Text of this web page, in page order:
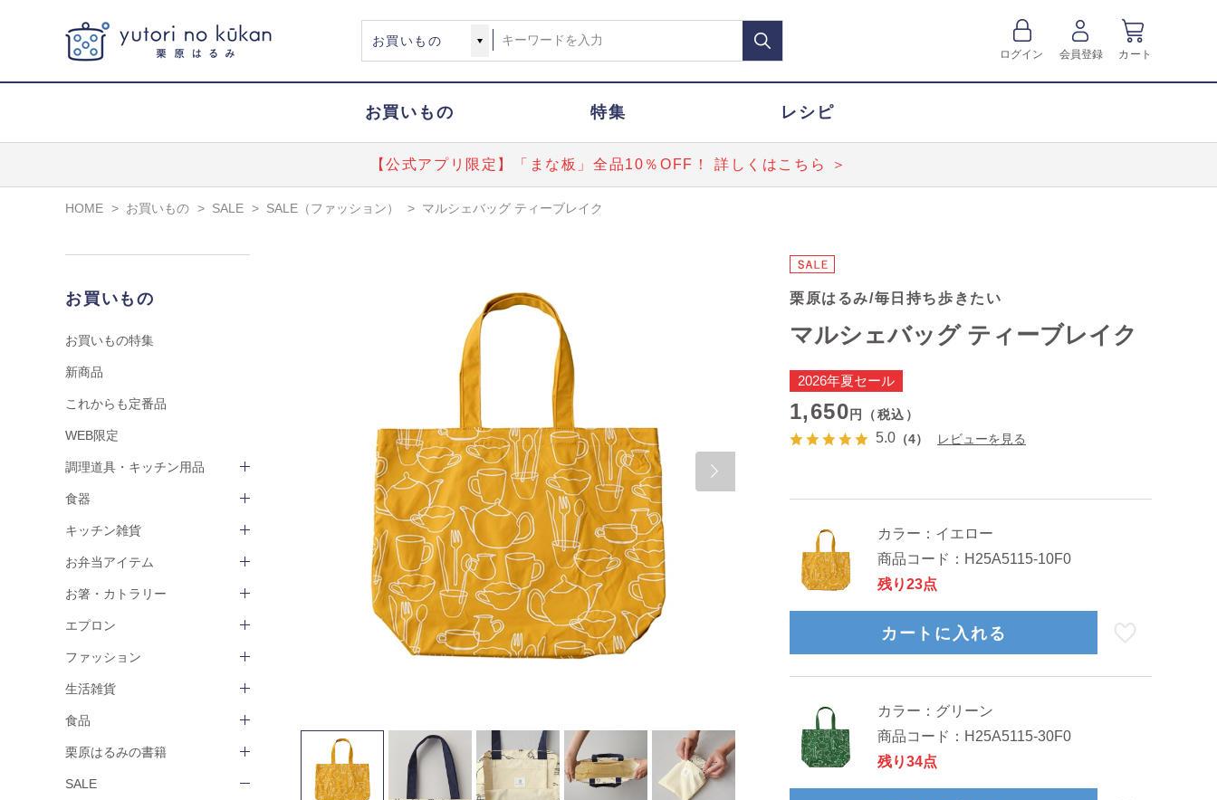
ログイン 会員登録 カート
お買いもの 特集 レシピ
【公式アプリ限定】「まな板」全品10％OFF！ 詳しくはこちら ＞
HOME > お買いもの > SALE > SALE（ファッション） > マルシェバッグ ティーブレイク
お買いもの
お買いもの特集
新商品
これからも定番品
WEB限定
調理道具・キッチン用品
食器
キッチン雑貨
お弁当アイテム
お箸・カトラリー
エプロン
ファッション
生活雑貨
食品
栗原はるみの書籍
SALE
栗原はるみ/毎日持ち歩きたい
マルシェバッグ ティーブレイク
2026年夏セール
1,650円（税込）
5.0 （4） レビューを見る
カラー： イエロー
商品コード： H25A5115-10F0
残り23点
カートに入れる
カラー： グリーン
商品コード： H25A5115-30F0
残り34点